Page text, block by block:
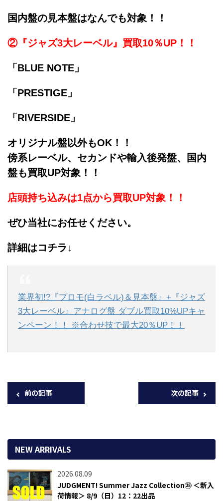
国内盤の見本盤はなんでも対象！！
②『ジャズ3大レーベル』買取10％UP！！
「BLUE NOTE」
「PRESTIGE」
「RIVERSIDE」
オリジナル盤以外もOK！！
傍系レーベル、セカンドや輸入後発盤、国内
盤も買取UP対象！！
店頭持ち込みは1点から買取UP対象！！
ぜひ当社にお任せください。
詳細はコチラ↓
業界初!?『プロモ(白ラベル)＆見本盤』+『ジャズ
3大レーベル』アナログ盤 ダブル買取10%UPキャ
ンペーン！！ ※合わせ技で最大20％UP！！
前の記事 次の記事
NEW ARRIVALS
2026.08.09
JUDGMENT! Summer Jazz Collection㉘ ＜新入
荷情報＞ 8/9（日）12：22出品